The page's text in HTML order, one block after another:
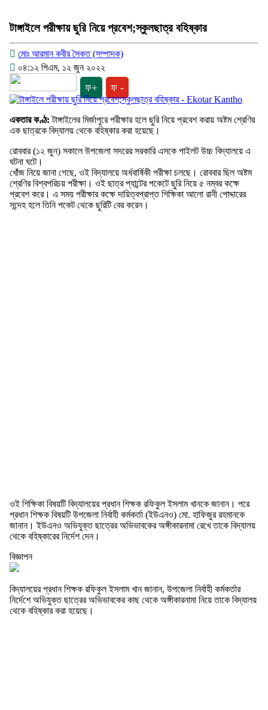
টাঙ্গাইলে পরীক্ষায় ছুরি নিয়ে প্রবেশ;স্কুলছাত্র বহিষ্কার
মোঃ আরমান কবীর সৈকত (সম্পাদক)
০৪:১২ পিএম, ১২ জুন ২০২২
ফ+ ফ -
একতার কণ্ঠ: টাঙ্গাইলের মির্জাপুরে পরীক্ষার হলে ছুরি নিয়ে প্রবেশ করায় অষ্টম শ্রেণির
এক ছাত্রকে বিদ্যালয় থেকে বহিষ্কার করা হয়েছে।
রোববার (১২ জুন) সকালে উপজেলা সদরের সরকারি এসকে পাইলট উচ্চ বিদ্যালয়ে এ
ঘটনা ঘটে।
খোঁজ নিয়ে জানা গেছে, ওই বিদ্যালয়ে অর্ধবার্ষিকী পরীক্ষা চলছে। রোববার ছিল অষ্টম
শ্রেণির বিশ্বপরিচয় পরীক্ষা। ওই ছাত্র প্যান্টের পকেটে ছুরি নিয়ে ৫ নম্বর কক্ষে
প্রবেশ করে। এ সময় পরীক্ষার কক্ষে দায়িত্বপ্রাপ্ত শিক্ষিকা আলো রানী পোদ্দারের
সন্দেহ হলে তিনি পকেট থেকে ছুরিটি বের করেন।
ওই শিক্ষিকা বিষয়টি বিদ্যালয়ের প্রধান শিক্ষক রফিকুল ইসলাম খানকে জানান। পরে
প্রধান শিক্ষক বিষয়টি উপজেলা নির্বাহী কর্মকর্তা (ইউএনও) মো. হাফিজুর রহমানকে
জানান। ইউএনও অভিযুক্ত ছাত্রের অভিভাবকের অঙ্গীকারনামা রেখে তাকে বিদ্যালয়
থেকে বহিষ্কারের নির্দেশ দেন।
বিজ্ঞাপন
বিদ্যালয়ের প্রধান শিক্ষক রফিকুল ইসলাম খান জানান, উপজেলা নির্বাহী কর্মকর্তার
নির্দেশে অভিযুক্ত ছাত্রের অভিভাবকের কাছ থেকে অঙ্গীকারনামা নিয়ে তাকে বিদ্যালয়
থেকে বহিষ্কার করা হয়েছে।